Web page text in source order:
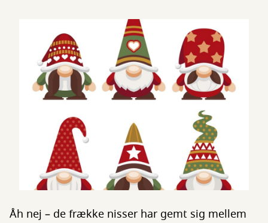
Åh nej – de frække nisser har gemt sig mellem